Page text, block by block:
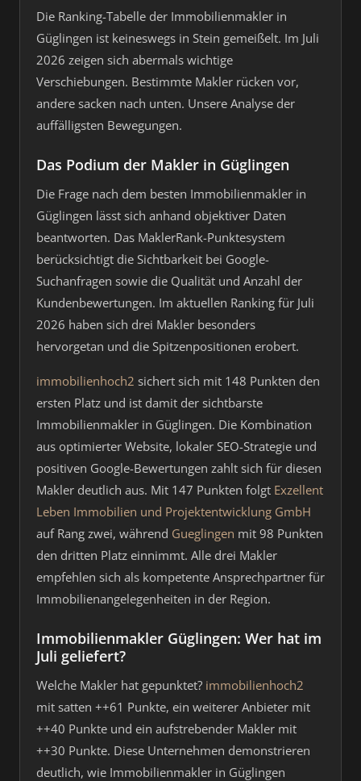
Die Ranking-Tabelle der Immobilienmakler in
Güglingen ist keineswegs in Stein gemeißelt. Im Juli
2026 zeigen sich abermals wichtige
Verschiebungen. Bestimmte Makler rücken vor,
andere sacken nach unten. Unsere Analyse der
auffälligsten Bewegungen.
Das Podium der Makler in Güglingen
Die Frage nach dem besten Immobilienmakler in
Güglingen lässt sich anhand objektiver Daten
beantworten. Das MaklerRank-Punktesystem
berücksichtigt die Sichtbarkeit bei Google-
Suchanfragen sowie die Qualität und Anzahl der
Kundenbewertungen. Im aktuellen Ranking für Juli
2026 haben sich drei Makler besonders
hervorgetan und die Spitzenpositionen erobert.
immobilienhoch2 sichert sich mit 148 Punkten den
ersten Platz und ist damit der sichtbarste
Immobilienmakler in Güglingen. Die Kombination
aus optimierter Website, lokaler SEO-Strategie und
positiven Google-Bewertungen zahlt sich für diesen
Makler deutlich aus. Mit 147 Punkten folgt Exzellent
Leben Immobilien und Projektentwicklung GmbH
auf Rang zwei, während Gueglingen mit 98 Punkten
den dritten Platz einnimmt. Alle drei Makler
empfehlen sich als kompetente Ansprechpartner für
Immobilienangelegenheiten in der Region.
Immobilienmakler Güglingen: Wer hat im
Juli geliefert?
Welche Makler hat gepunktet? immobilienhoch2
mit satten ++61 Punkte, ein weiterer Anbieter mit
++40 Punkte und ein aufstrebender Makler mit
++30 Punkte. Diese Unternehmen demonstrieren
deutlich, wie Immobilienmakler in Güglingen